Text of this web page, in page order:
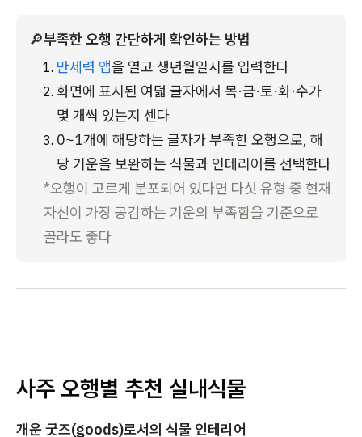
🔎부족한 오행 간단하게 확인하는 방법
만세력 앱을 열고 생년월일시를 입력한다
화면에 표시된 여덟 글자에서 목·금·토·화·수가
몇 개씩 있는지 센다
0~1개에 해당하는 글자가 부족한 오행으로, 해
당 기운을 보완하는 식물과 인테리어를 선택한다
*오행이 고르게 분포되어 있다면 다섯 유형 중 현재
자신이 가장 공감하는 기운의 부족함을 기준으로
골라도 좋다
사주 오행별 추천 실내식물
개운 굿즈(goods)로서의 식물 인테리어